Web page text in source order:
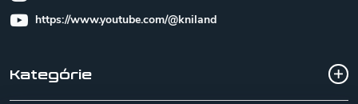
https://www.youtube.com/@kniland
Kategórie